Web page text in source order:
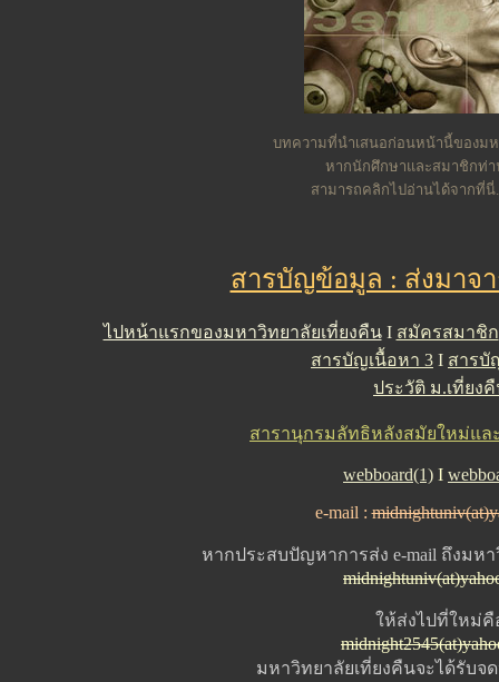
บทความที่นำเสนอก่อนหน้านี้ของมห
หากนักศึกษาและสมาชิกท่า
สามารถคลิกไปอ่านได้จากที่
สารบัญข้อมูล : ส่งมาจ
ไปหน้าแรกของมหาวิทยาลัยเที่ยงคืนI สมัครสมาชิก
สารบัญเนื้อหา 3 I สารบั
ประวัติ ม.เที่ยง
สารานุกรมลัทธิหลังสมัยใหม่แล
webboard(1) I
e-mail :
หากประสบปัญหาการส่ง e-mail ถึงมห
ให้ส่งไปที่ใหม่คื
มหาวิทยาลัยเที่ยงคืนจะได้รับจ